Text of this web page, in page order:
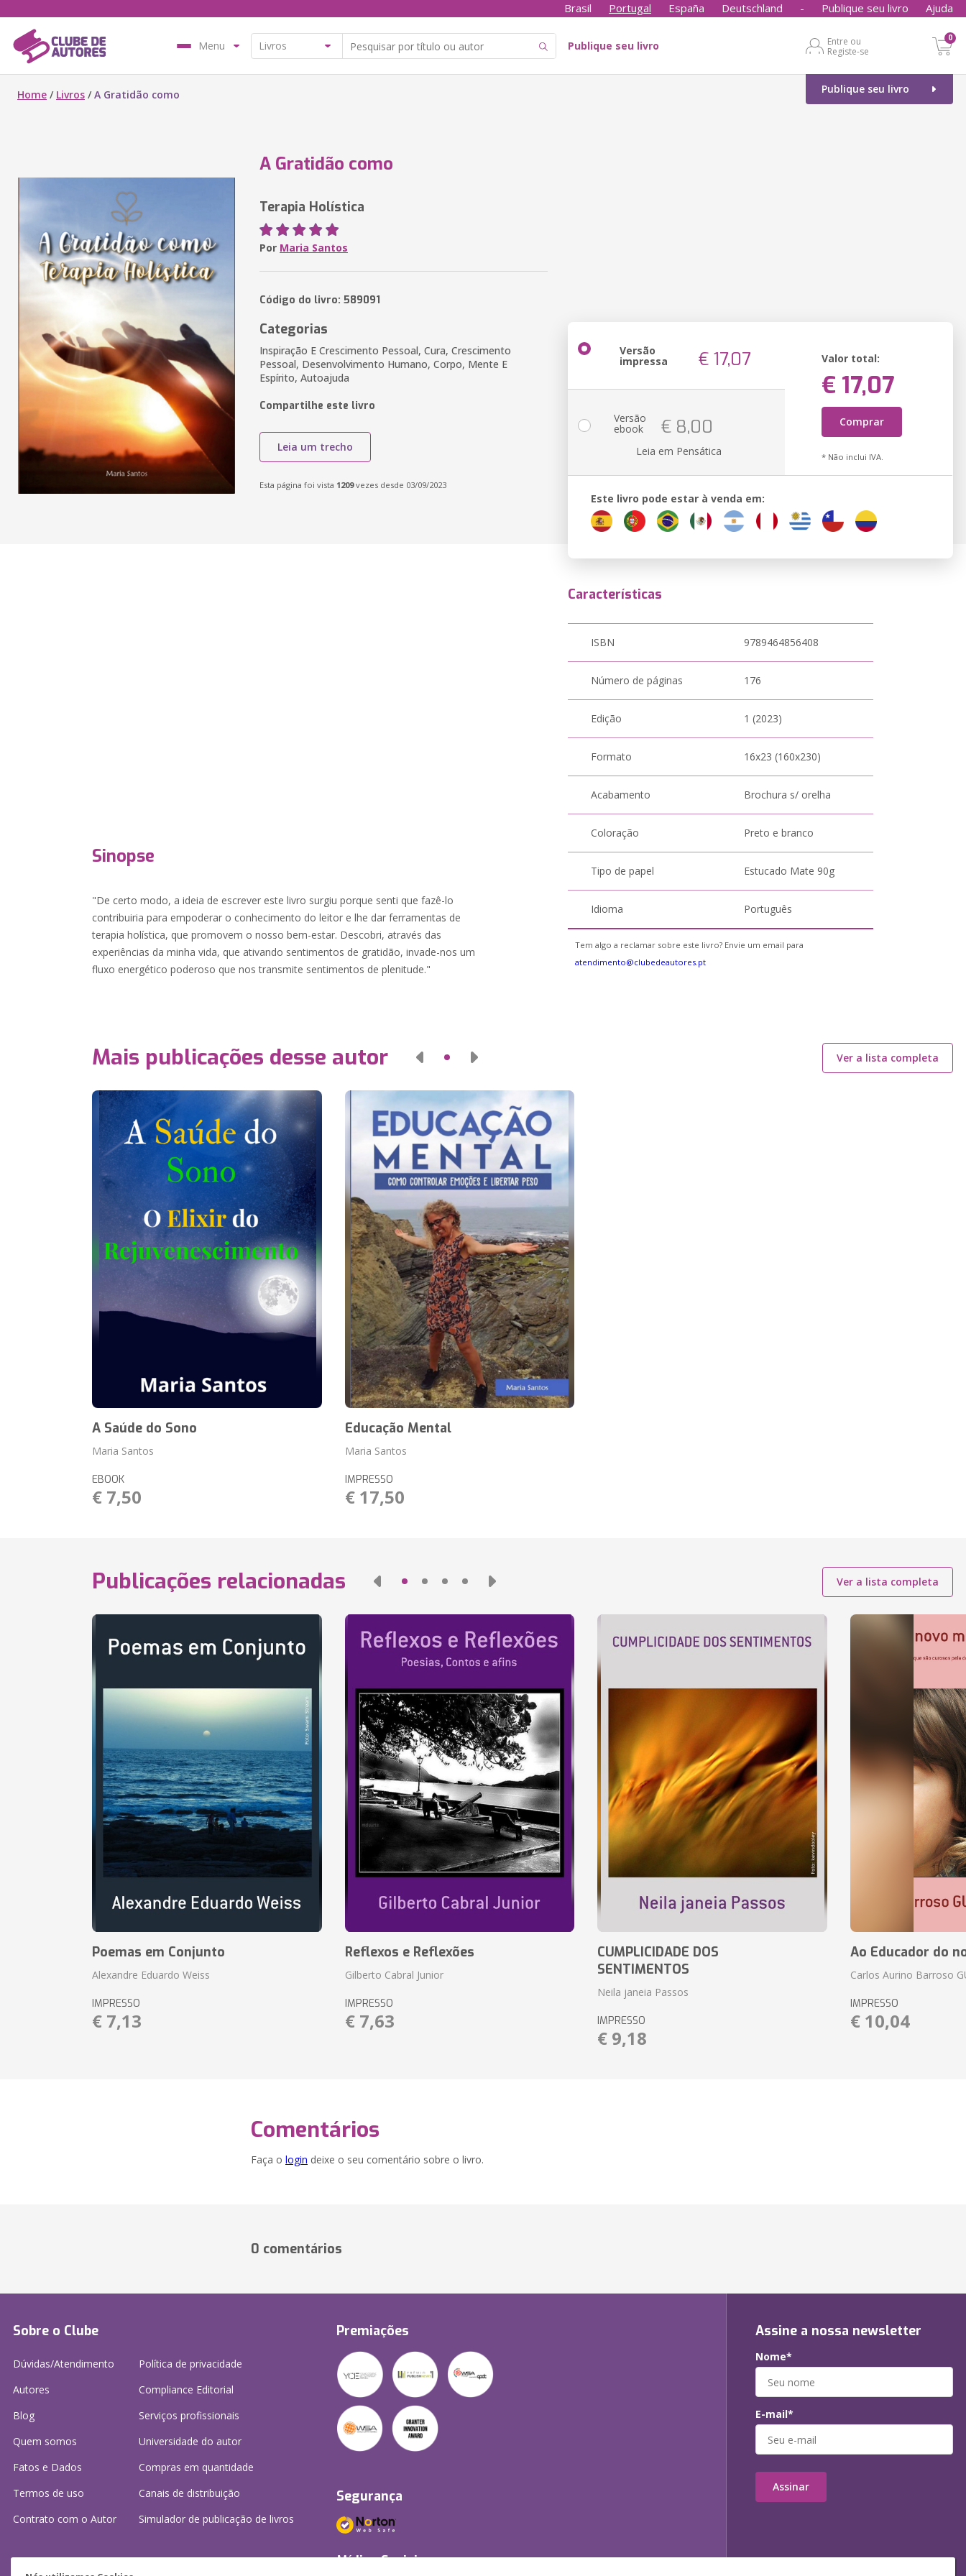
Brasil Portugal España Deutschland - Publique seu livro Ajuda
Menu Publique seu livro
Entre ou
Registe-se
0
Publique seu livro
Home / Livros /A Gratidão como
A Gratidão como
Terapia Holística
Por Maria Santos
Código do livro: 589091
Categorias
Inspiração E Crescimento Pessoal, Cura, Crescimento
Pessoal, Desenvolvimento Humano, Corpo, Mente E
Espírito, Autoajuda
Compartilhe este livro
Leia um trecho
Esta página foi vista 1209vezes desde 03/09/2023
Versão
impressa € 17,07 Valor total:
€ 17,07
Comprar
* Não inclui IVA.
Versão
ebook € 8,00
Leia em Pensática
Este livro pode estar à venda em:
Sinopse
"De certo modo, a ideia de escrever este livro surgiu porque senti que fazê-lo
contribuiria para empoderar o conhecimento do leitor e lhe dar ferramentas de
terapia holística, que promovem o nosso bem-estar. Descobri, através das
experiências da minha vida, que ativando sentimentos de gratidão, invade-nos um
fluxo energético poderoso que nos transmite sentimentos de plenitude."
Características
ISBN 9789464856408
Número de páginas 176
Edição 1 (2023)
Formato 16x23 (160x230)
Acabamento Brochura s/ orelha
Coloração Preto e branco
Tipo de papel Estucado Mate 90g
Idioma Português
Tem algo a reclamar sobre este livro? Envie um email para
atendimento@clubedeautores.pt
Mais publicações desse autor Ver a lista completa
A Saúde do Sono
Maria Santos
EBOOK
€ 7,50
Educação Mental
Maria Santos
IMPRESSO
€ 17,50
Publicações relacionadas Ver a lista completa
Poemas em Conjunto
Alexandre Eduardo Weiss
IMPRESSO
€ 7,13
Reflexos e Reflexões
Gilberto Cabral Junior
IMPRESSO
€ 7,63
CUMPLICIDADE DOS
SENTIMENTOS
Neila janeia Passos
IMPRESSO
€ 9,18
Ao Educador do
Carlos Aurino Barroso
IMPRESSO
€ 10,04
Comentários
Faça o login deixe o seu comentário sobre o livro.
0 comentários
Sobre o Clube
Dúvidas/Atendimento
Autores
Blog
Quem somos
Fatos e Dados
Termos de uso
Contrato com o Autor
Política de privacidade
Compliance Editorial
Serviços profissionais
Universidade do autor
Compras em quantidade
Canais de distribuição
Simulador de publicação de livros
Precisa de ajuda?
Premiações
Segurança
Mídias Sociais
Assine a nossa newsletter
Nome*
E-mail*
Assinar